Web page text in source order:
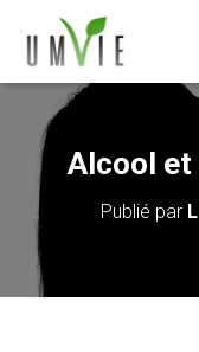
Alcool et
Publié par